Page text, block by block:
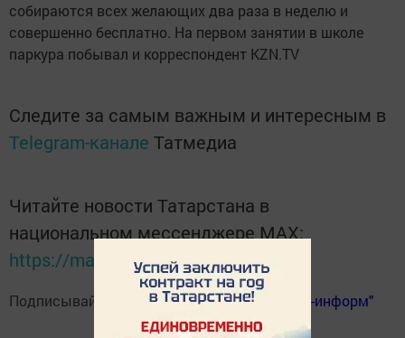
собираются всех желающих два раза в неделю и
совершенно бесплатно. На первом занятии в школе
паркура побывал и корреспондент KZN.TV
Следите за самым важным и интересным в
Telegram-канале Татмедиа
Читайте новости Татарстана в
национальном мессенджере MАХ:
https://max.ru/tatmedia
Подписывайтесь нателеграм-канал "Бавлы-информ"